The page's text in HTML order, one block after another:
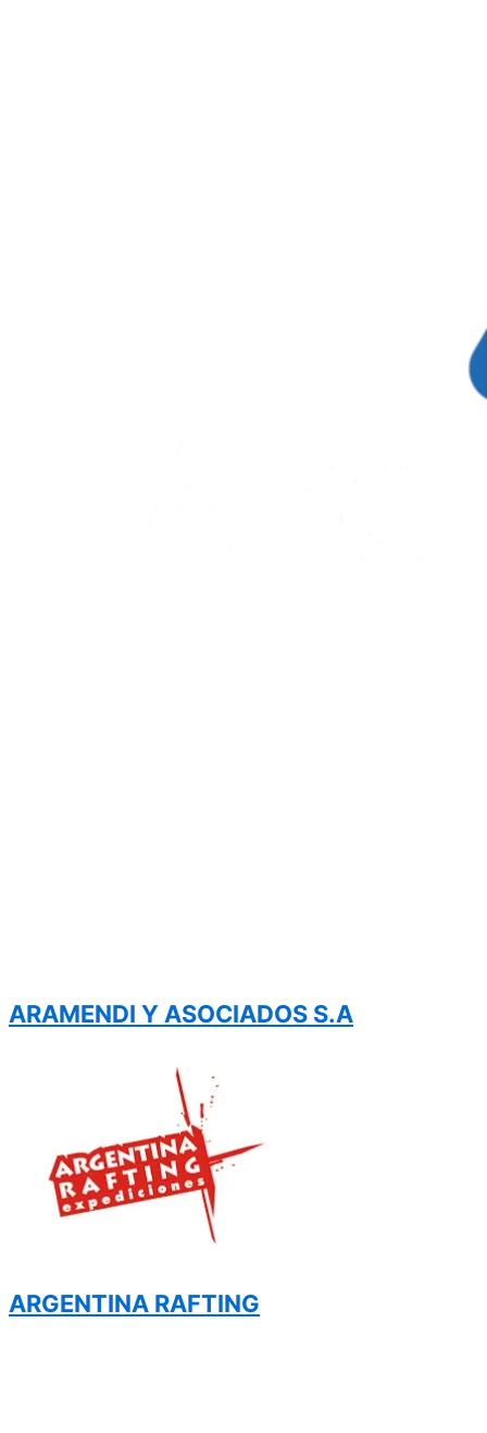
ARAMENDI Y ASOCIADOS S.A
ARGENTINA RAFTING